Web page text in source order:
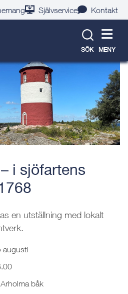
Självservice Kontakt
SÖK MENY
till evenemangslista
i sjöfartens
en utställning med lokalt
augusti
båk